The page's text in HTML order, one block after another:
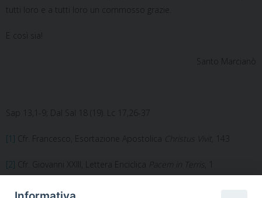
tutti loro e a tutti loro un commosso grazie.
E così sia!
Santo Marcianò
Sap 13,1-9; Dal Sal 18 (19). Lc 17,26-37
[1] Cfr. Francesco, Esortazione Apostolica , 143
[2] Cfr. Giovanni XXIII, Lettera Enciclica , 1